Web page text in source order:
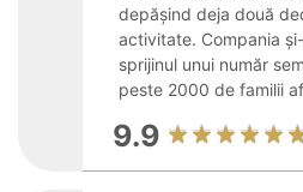
depășind deja două
activitate. Compania
sprijinul unui număr
peste 2000 de familii
9.9